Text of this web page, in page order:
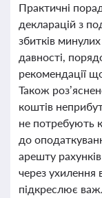
Практичні
декларацій з
збитків
давності,
рекомендації
Також
коштів
не потребують
до
арешту
через ухилення
підкреслює